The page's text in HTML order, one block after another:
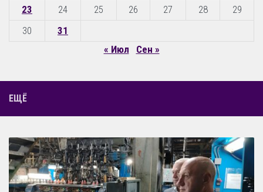
23
24 25 26 27 28
29
30
31
« Июл
Сен »
ЕЩЁ